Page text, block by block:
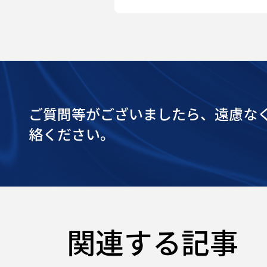
ご質問等がございましたら、遠慮な
絡ください。
関連する記事